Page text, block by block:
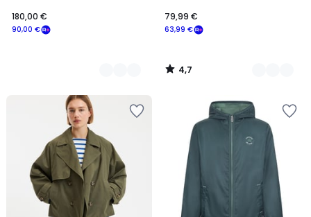
90,00 €
180,00 €
63,99 €
79,99 €
4,7
/